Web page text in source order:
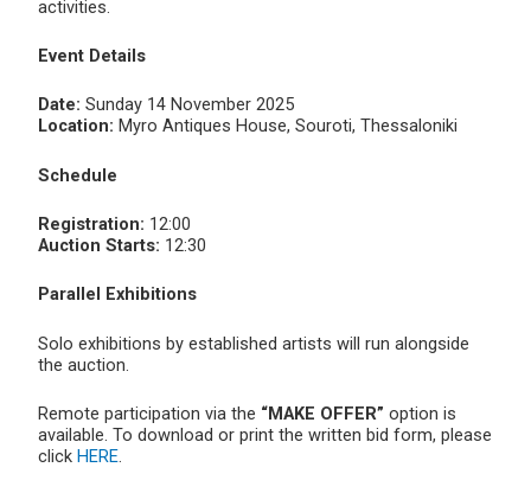
activities.
Event Details
Date: Sunday 14 November 2025
Location: Myro Antiques House, Souroti, Thessaloniki
Schedule
Registration: 12:00
Auction Starts: 12:30
Parallel Exhibitions
Solo exhibitions by established artists will run alongside
the auction.
Remote participation via the “MAKE OFFER” option is
available. To download or print the written bid form, please
click HERE.